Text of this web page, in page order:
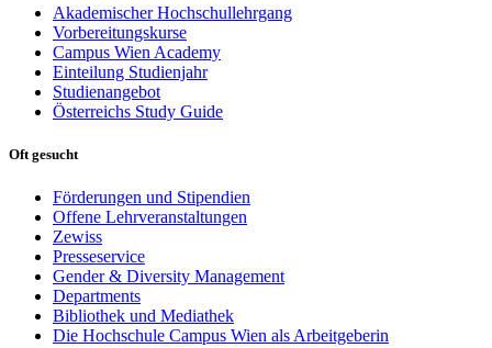
Akademischer Hochschullehrgang
Vorbereitungskurse
Campus Wien Academy
Einteilung Studienjahr
Studienangebot
Österreichs Study Guide
Oft gesucht
Förderungen und Stipendien
Offene Lehrveranstaltungen
Zewiss
Presseservice
Gender & Diversity Management
Departments
Bibliothek und Mediathek
Die Hochschule Campus Wien als Arbeitgeberin